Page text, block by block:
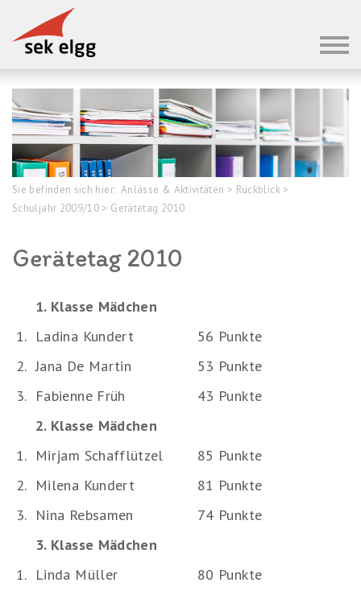
Sie befinden sich hier: Anlässe & Aktivitäten > Rückblick >
Schuljahr 2009/10 > Gerätetag 2010
Gerätetag 2010
1. Klasse Mädchen
1. Ladina Kundert
56 Punkte
2. Jana De Martin
53 Punkte
3. Fabienne Früh
43 Punkte
2. Klasse Mädchen
1. Mirjam Schafflützel
85 Punkte
2. Milena Kundert
81 Punkte
3. Nina Rebsamen
74 Punkte
3. Klasse Mädchen
1. Linda Müller
80 Punkte